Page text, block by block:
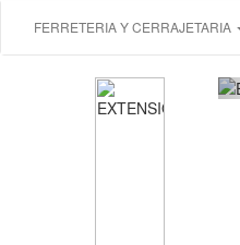
FERRETERIA Y CERRAJETARIA